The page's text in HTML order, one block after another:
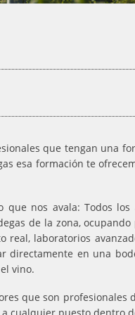
que tengan una
esa formación te
nos avala: Todos
de la zona, ocupando
real, laboratorios
en una
vino.
que son profesionales